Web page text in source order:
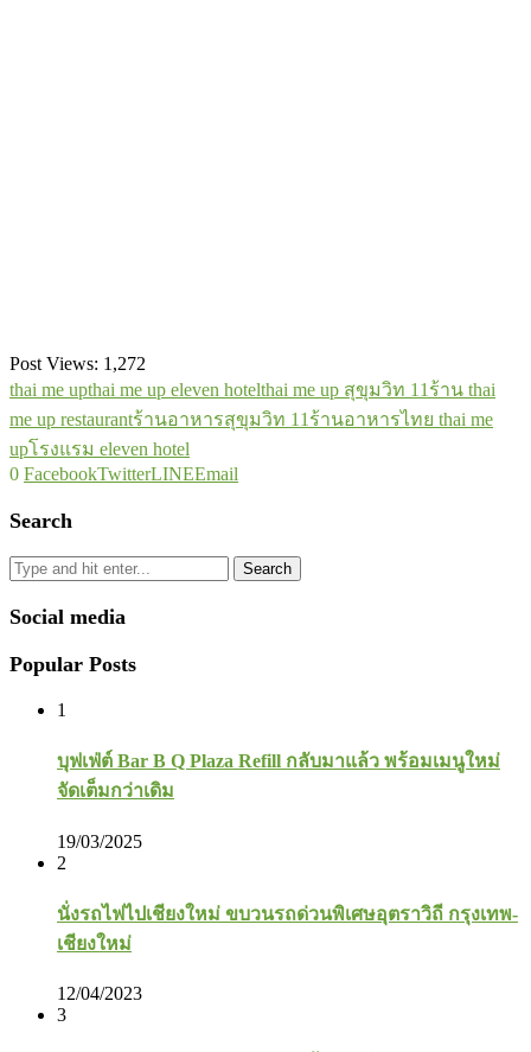
Post Views: 1,272
thai me upthai me up eleven hotelthai me up สุขุมวิท 11ร้าน thai
me up restaurantร้านอาหารสุขุมวิท 11ร้านอาหารไทย thai me
upโรงแรม eleven hotel
0 FacebookTwitterLINEEmail
Search
Search
Social media
Popular Posts
1
บุฟเฟ่ต์ Bar B Q Plaza Refill กลับมาแล้ว พร้อมเมนูใหม่
จัดเต็มกว่าเดิม
19/03/2025
2
นั่งรถไฟไปเชียงใหม่ ขบวนรถด่วนพิเศษอุตราวิถี กรุงเทพ-
เชียงใหม่
12/04/2023
3